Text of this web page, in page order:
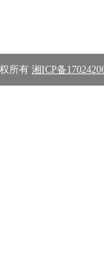
所有 湘ICP备